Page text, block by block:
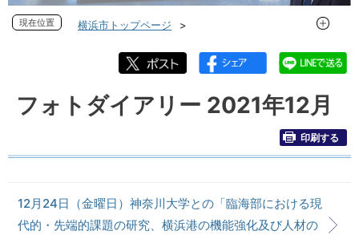
現在位置
横浜市トップページ
フォトダイアリー 2021年度
フォトダイアリー 2021年12月
現在位
フォトダイアリー 2021年12月
印刷する
12月24日（金曜日）神奈川大学との「臨海部における現
代的・先端的課題の研究、横浜港の機能強化及び人材の